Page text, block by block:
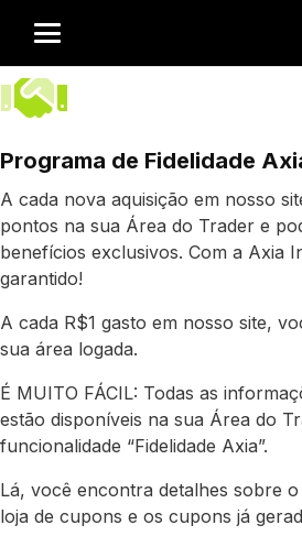
Programa de Fidelidade
A cada nova aquisição em nosso
pontos na sua Área do Trader e
benefícios exclusivos. Com a Axia
garantido!
A cada R$1 gasto em nosso site,
sua área logada.
É MUITO FÁCIL: Todas as
estão disponíveis na sua Área do
funcionalidade “Fidelidade Axia”.
Lá, você encontra detalhes sobre
loja de cupons e os cupons já